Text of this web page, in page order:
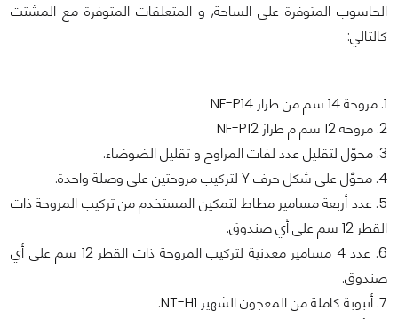
الحاسوب المتوفرة على الساحة, و المتعلقات المتوفرة مع المشتت
كالتالي:
1. مروحة 14 سم من طراز NF-P14
2. مروحة 12 سم م طراز NF-P12
3. محوّل لتقليل عدد لفات المراوح و تقليل الضوضاء.
4. محوّل على شكل حرف Y لتركيب مروحتين على وصلة واحدة.
5. عدد أربعة مسامير مطاط لتمكين المستخدم من تركيب المروحة ذات
القطر 12 سم على أي صندوق.
6. عدد 4 مسامير معدنية لتركيب المروحة ذات القطر 12 سم على أي
صندوق.
7. أنبوبة كاملة من المعجون الشهير NT-H1.